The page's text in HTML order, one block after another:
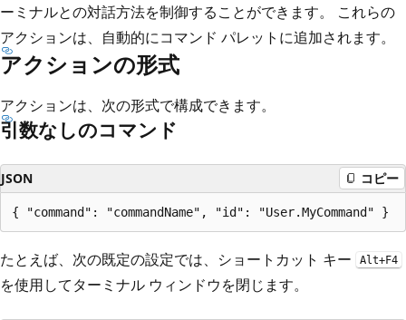
ーミナルとの対話方法を制御することができます。 これらの
アクションは、自動的にコマンド パレットに追加されます。
アクションの形式
アクションは、次の形式で構成できます。
引数なしのコマンド
JSON コピー
たとえば、次の既定の設定では、ショートカット キー Alt+F4
を使用してターミナル ウィンドウを閉じます。